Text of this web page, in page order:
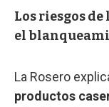
Los riesgos
el
La Rosero
productos